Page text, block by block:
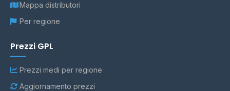
Mappa distributori
Per regione
Prezzi GPL
Prezzi medi per regione
Aggiornamento prezzi